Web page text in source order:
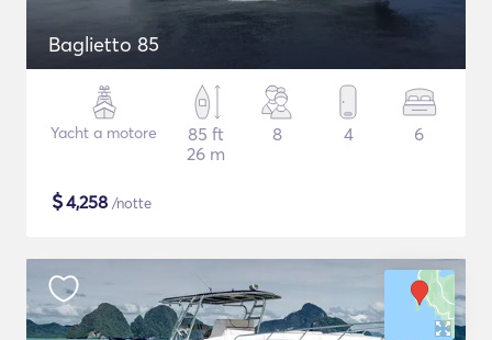
Baglietto 85
Yacht a motore
85 ft
26 m
8 4 6
$4,258 /notte